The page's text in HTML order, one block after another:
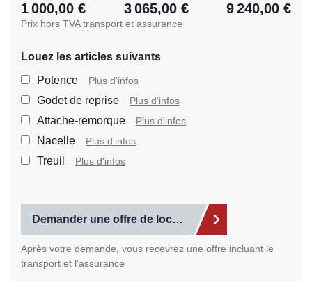
1 000,00 € 3 065,00 € 9 240,00 €
Prix hors TVAtransport et assurance
Louez les articles suivants
Potence Plus d'infos
Godet de reprise Plus d'infos
Attache-remorque Plus d'infos
Nacelle Plus d'infos
Treuil Plus d'infos
Demander une offre de location
Après votre demande, vous recevrez une offre incluant le
transport et l'assurance